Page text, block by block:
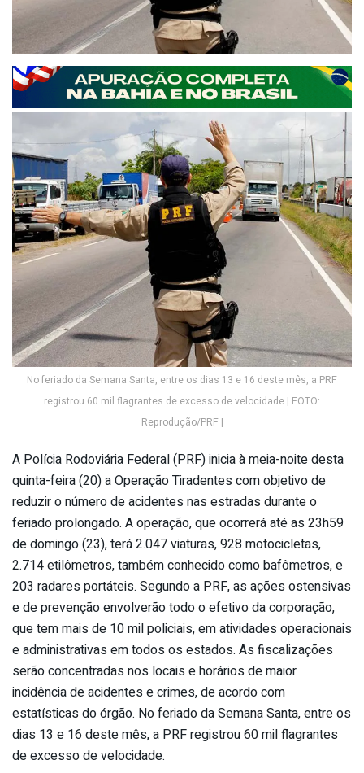
No feriado da Semana Santa, entre os dias 13 e 16 deste mês, a PRF
registrou 60 mil flagrantes de excesso de velocidade | FOTO:
Reprodução/PRF |
A Polícia Rodoviária Federal (PRF) inicia à meia-noite desta
quinta-feira (20) a Operação Tiradentes com objetivo de
reduzir o número de acidentes nas estradas durante o
feriado prolongado. A operação, que ocorrerá até as 23h59
de domingo (23), terá 2.047 viaturas, 928 motocicletas,
2.714 etilômetros, também conhecido como bafômetros, e
203 radares portáteis. Segundo a PRF, as ações ostensivas
e de prevenção envolverão todo o efetivo da corporação,
que tem mais de 10 mil policiais, em atividades operacionais
e administrativas em todos os estados. As fiscalizações
serão concentradas nos locais e horários de maior
incidência de acidentes e crimes, de acordo com
estatísticas do órgão. No feriado da Semana Santa, entre os
dias 13 e 16 deste mês, a PRF registrou 60 mil flagrantes
de excesso de velocidade.